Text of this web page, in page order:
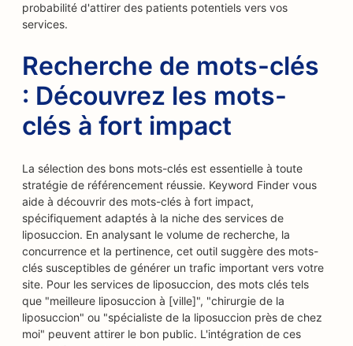
probabilité d'attirer des patients potentiels vers vos
services.
Recherche de mots-clés
: Découvrez les mots-
clés à fort impact
La sélection des bons mots-clés est essentielle à toute
stratégie de référencement réussie. Keyword Finder vous
aide à découvrir des mots-clés à fort impact,
spécifiquement adaptés à la niche des services de
liposuccion. En analysant le volume de recherche, la
concurrence et la pertinence, cet outil suggère des mots-
clés susceptibles de générer un trafic important vers votre
site. Pour les services de liposuccion, des mots clés tels
que "meilleure liposuccion à [ville]", "chirurgie de la
liposuccion" ou "spécialiste de la liposuccion près de chez
moi" peuvent attirer le bon public. L'intégration de ces